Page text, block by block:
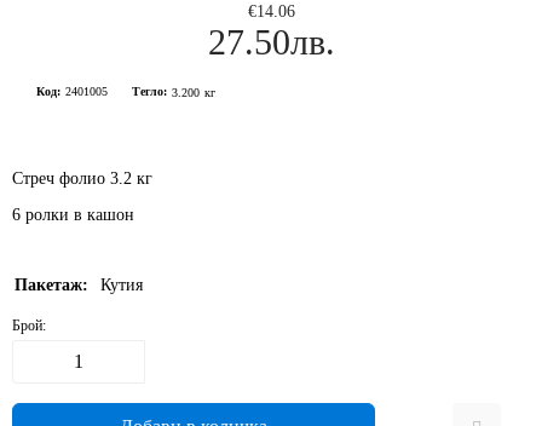
€14.06
27.50лв.
Код: 2401005 Тегло: 3.200 кг
Стреч фолио 3.2 кг
6 ролки в кашон
Пакетаж: Кутия
Брой: